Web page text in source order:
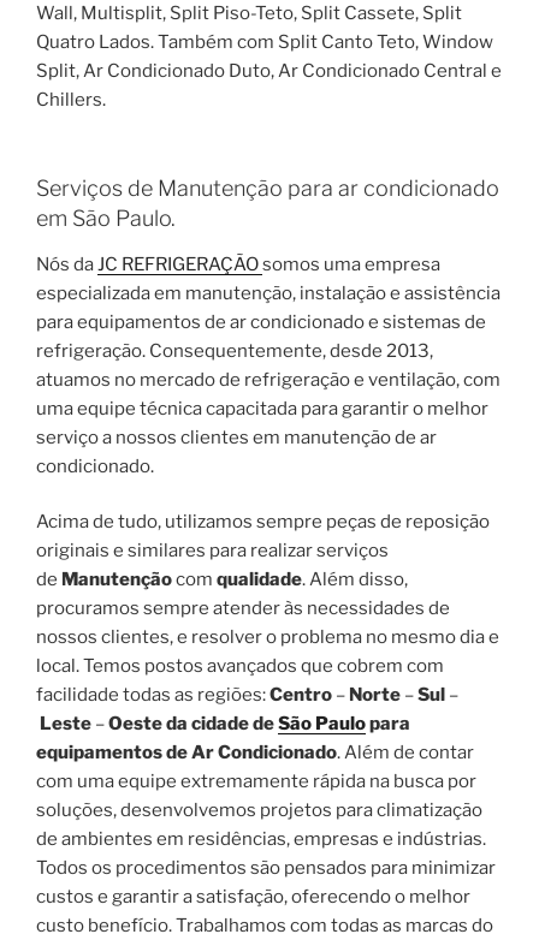
Wall, Multisplit, Split Piso-Teto, Split Cassete, Split
Quatro Lados. Também com Split Canto Teto, Window
Split, Ar Condicionado Duto, Ar Condicionado Central e
Chillers.
Serviços de Manutenção para ar condicionado
em São Paulo.
Nós daJC REFRIGERAÇÃOsomos uma empresa
especializada em manutenção, instalação e assistência
para equipamentos de ar condicionado e sistemas de
refrigeração. Consequentemente, desde 2013,
atuamos no mercado de refrigeração e ventilação, com
uma equipe técnica capacitada para garantir o melhor
serviço a nossos clientes em manutenção de ar
condicionado.
Acima de tudo, utilizamos sempre peças de reposição
originais e similares para realizar serviços
de Manutençãocom qualidade. Além disso,
procuramos sempre atender às necessidades de
nossos clientes, e resolver o problema no mesmo dia e
local. Temos postos avançados que cobrem com
facilidade todas as regiões:Centro – Norte –Sul –
Leste –Oeste da cidade deSão Paulopara
equipamentos de Ar Condicionado. Além de contar
com uma equipe extremamente rápida na busca por
soluções, desenvolvemos projetos para climatização
de ambientes em residências, empresas e indústrias.
Todos os procedimentos são pensados para minimizar
custos e garantir a satisfação, oferecendo o melhor
custo benefício. Trabalhamos com todas as marcas do